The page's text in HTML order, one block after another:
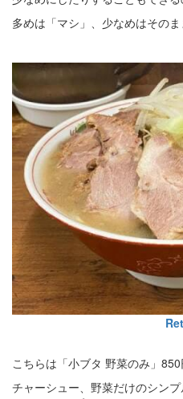
多めは「マシ」、少なめはそのま
こちらは「小ブタ 野菜のみ」850
チャーシュー、野菜だけのシン